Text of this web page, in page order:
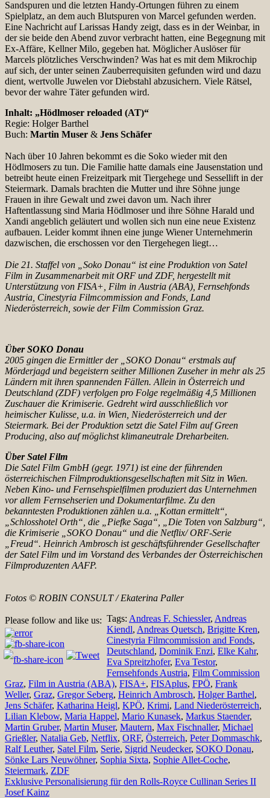
Sandspuren und die letzten Handy-Ortungen führen zu einem
Spielplatz, an dem auch Blutspuren von Marcel gefunden werden.
Eine Nachricht auf Larissas Handy zeigt, dass es in der Weinbar, in
der sie beide den Abend zuvor verbracht hatten, eine Begegnung mit
Ex-Affäre, Kellner Milo, gegeben hat. Möglicher Auslöser für
Marcels plötzliches Verschwinden? Was hat es mit dem Mikrochip
auf sich, der unter seinen Zauberrequisiten gefunden wird und dazu
dient, wertvolle Juwelen vor Diebstahl abzusichern. Viele Rätsel,
bevor der wahre Täter gefunden wird.
Inhalt: „Hödlmoser reloaded (AT)“
Regie: Holger Barthel
Buch: Martin Muser & Jens Schäfer
Nach über 10 Jahren bekommt es die Soko wieder mit den
Hödlmosers zu tun. Die Familie hatte damals eine Jausenstation und
betreibt heute einen Freizeitpark mit Tiergehege und Sessellift in der
Steiermark. Damals brachten die Mutter und ihre Söhne junge
Frauen in ihre Gewalt und zwei davon um. Nach ihrer
Haftentlassung sind Maria Hödlmoser und ihre Söhne Harald und
Xandi angeblich geläutert und wollen sich nun eine neue Existenz
aufbauen. Leider kommt ihnen eine junge Wiener Unternehmerin
dazwischen, die erschossen vor den Tiergehegen liegt…
Die 21. Staffel von „Soko Donau“ ist eine Produktion von Satel
Film in Zusammenarbeit mit ORF und ZDF, hergestellt mit
Unterstützung von FISA+, Film in Austria (ABA), Fernsehfonds
Austria, Cinestyria Filmcommission and Fonds, Land
Niederösterreich, sowie der Film Commission Graz.
Über SOKO Donau
2005 gingen die Ermittler der „SOKO Donau“ erstmals auf
Mörderjagd und begeistern seither Millionen Zuseher in mehr als 25
Ländern mit ihren spannenden Fällen. Allein in Österreich und
Deutschland (ZDF) verfolgen pro Folge regelmäßig 4,5 Millionen
Zuschauer die Krimiserie. Gedreht wird ausschließlich vor
heimischer Kulisse, u.a. in Wien, Niederösterreich und der
Steiermark. Bei der Produktion setzt die Satel Film auf Green
Producing, also auf möglichst klimaneutrale Dreharbeiten.
Über Satel Film
Die Satel Film GmbH (gegr. 1971) ist eine der führenden
österreichischen Filmproduktionsgesellschaften mit Sitz in Wien.
Neben Kino- und Fernsehspielfilmen produziert das Unternehmen
vor allem Fernsehserien und Dokumentarfilme. Zu den
bekanntesten Produktionen zählen u.a. „Kottan ermittelt“,
„Schlosshotel Orth“, die „Piefke Saga“, „Die Toten von Salzburg“,
die Krimiserie „SOKO Donau“ und die Netflix/ ORF-Serie
„Freud“. Heinrich Ambrosch ist geschäftsführender Gesellschafter
der Satel Film und im Vorstand des Verbandes der Österreichischen
Filmproduzenten AAFP.
Fotos © ROBIN CONSULT / Ekaterina Paller
Please follow and like us: Tags: Andreas F. Schiessler, Andreas
Kiendl, Andreas Quetsch, Brigitte Kren,
Cinestyria Filmcommission and Fonds,
Deutschland, Dominik Enzi, Elke Kahr,
Eva Spreitzhofer, Eva Testor,
Fernsehfonds Austria, Film Commission
Graz, Film in Austria (ABA), FISA+, FISAplus, FPÖ, Frank
Weller, Graz, Gregor Seberg, Heinrich Ambrosch, Holger Barthel,
Jens Schäfer, Katharina Heigl, KPÖ, Krimi, Land Niederösterreich,
Lilian Klebow, Maria Happel, Mario Kunasek, Markus Staender,
Martin Gruber, Martin Muser, Mautern, Max Fischnaller, Michael
Grießler, Natalia Geb, Netflix, ORF, Österreich, Peter Dommaschk,
Ralf Leuther, Satel Film, Serie, Sigrid Neudecker, SOKO Donau,
Sönke Lars Neuwöhner, Sophia Sixta, Sophie Allet-Coche,
Steiermark, ZDF
Beitragsnavigation
Exklusive Personalisierung für den Rolls-Royce Cullinan Series II
Josef Kainz